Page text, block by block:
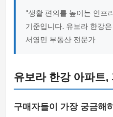
"생활 편의를 높이는 인프
기준입니다. 유보라 한강
서영민 부동산 전문가
유보라 한강 아파트,
구매자들이 가장 궁금해